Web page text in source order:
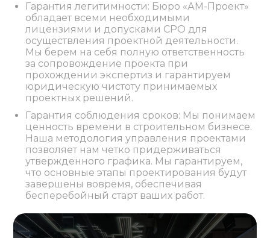
Гарантия легитимности: Бюро «АМ-Проект»
обладает всеми необходимыми
лицензиями и допусками СРО для
осуществления проектной деятельности.
Мы берем на себя полную ответственность
за сопровождение проекта при
прохождении экспертиз и гарантируем
юридическую чистоту принимаемых
проектных решений.
Гарантия соблюдения сроков: Мы понимаем
ценность времени в строительном бизнесе.
Наша методология управления проектами
позволяет нам четко придерживаться
утвержденного графика. Мы гарантируем,
что основные этапы проектирования будут
завершены вовремя, обеспечивая
бесперебойный старт ваших работ.